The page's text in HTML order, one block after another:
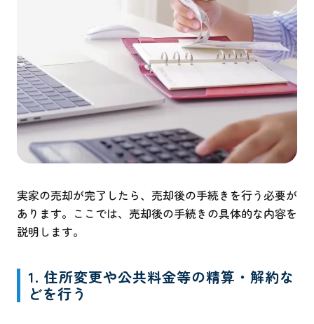
実家の売却が完了したら、売却後の手続きを行う必要が
あります。ここでは、売却後の手続きの具体的な内容を
説明します。
1. 住所変更や公共料金等の精算・解約な
どを行う